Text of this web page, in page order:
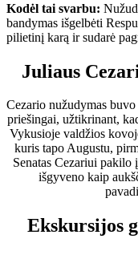
Kodėl tai svarbu:
bandymas išgelbėti
pilietinį karą ir sudarė
Juliaus
Cezario nužudymas
priešingai, užtikrinant,
Vykusioje valdžios
kuris tapo Augustu,
Senatas Cezariui pakilo
išgyveno kaip
Ekskursijos